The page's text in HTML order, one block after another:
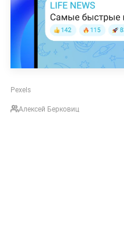
Pexels
Алексей Берковиц